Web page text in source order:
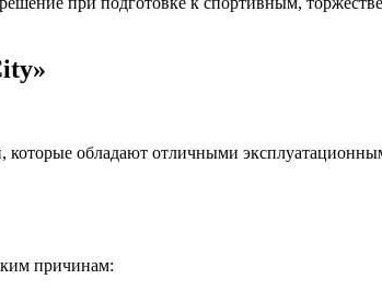
которые обладают отличными
причинам: